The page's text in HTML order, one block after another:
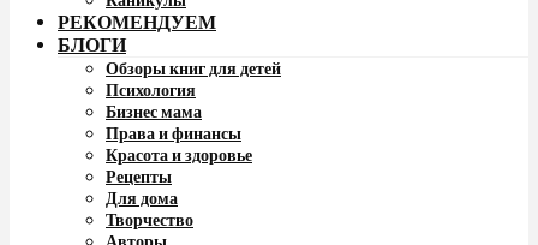
РЕКОМЕНДУЕМ
БЛОГИ
Обзоры книг для детей
Психология
Бизнес мама
Права и финансы
Красота и здоровье
Рецепты
Для дома
Творчество